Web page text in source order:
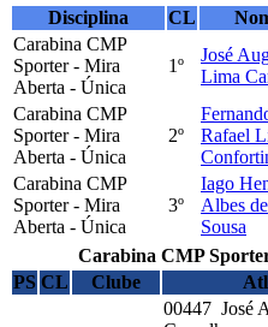
Disciplina CL
Carabina CMP
Sporter - Mira
Aberta - Única
1º
José
Lima
Carabina CMP
Sporter - Mira
Aberta - Única
2º
Rafael
Carabina CMP
Sporter - Mira
Aberta - Única
3º
Iago
Albes de
Sousa
Carabina CMP
PS CL Clube
00447 José